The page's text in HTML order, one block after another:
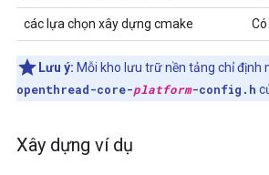
các lựa chọn xây dựng cmake
Lưu ý: Mỗi kho lưu trữ nền tảng chỉ
openthread-core-platform-config.h
Xây dựng ví dụ